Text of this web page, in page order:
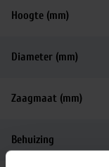
Hoogte (mm)
Diameter (mm)
Zaagmaat (mm)
Behuizing